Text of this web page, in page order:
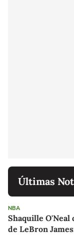
Últimas
NBA
Shaquille O'Neal
de LeBron